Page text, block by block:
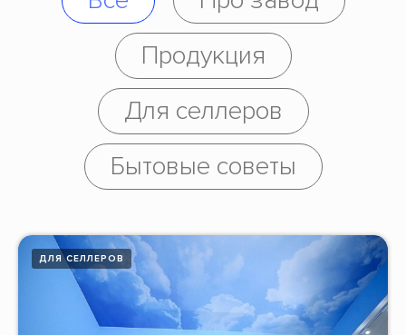
Продукция
Для селлеров
Бытовые советы
ДЛЯ СЕЛЛЕРОВ